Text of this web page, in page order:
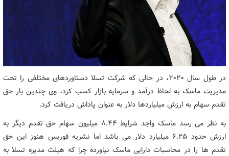
در طول سال 2020، در حالی که شرکت تسلا دستاوردهای مختلفی را تحت
مدیریت ماسک به لحاظ درآمد و سرمایه بازار کسب کرد، وی چندین بار حق
تقدم سهام به ارزش میلیاردها دلار به عنوان پاداش دریافت کرد.
به نظر می رسد ماسک واجد شرایط 8.44 میلیون سهام حق تقدم دیگر به
ارزش حدود 6.25 میلیارد دلار می باشد اما نشریه فوربس هنوز این حق
تقدم ها را در محاسبات دارایی ماسک نیاورده چرا که هیئت مدیره تسلا به